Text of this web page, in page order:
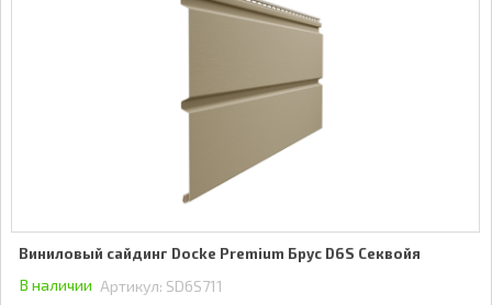
Виниловый сайдинг Docke Premium Брус D6S Секвойя
В наличии Артикул: SD6S711